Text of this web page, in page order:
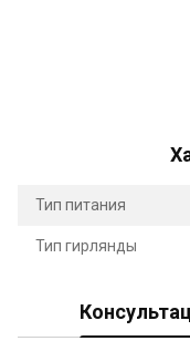
Тип питания
Тип гирлянды